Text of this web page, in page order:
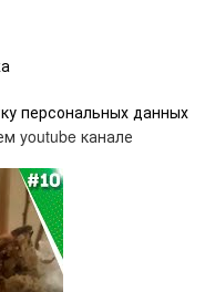
персональных данных
youtube канале